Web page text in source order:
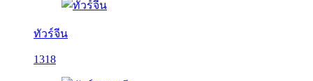
ทัวร์จีน
1318